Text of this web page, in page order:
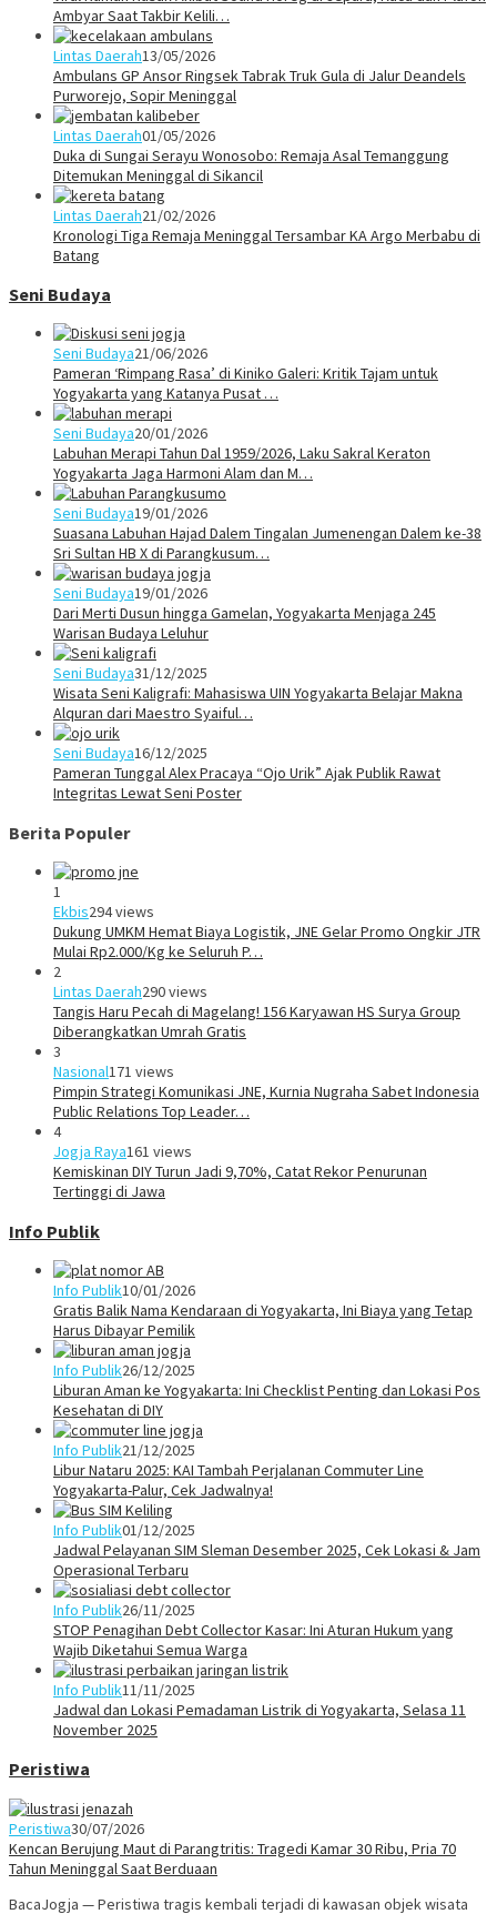
Ambyar Saat Takbir Kelili…
Lintas Daerah13/05/2026
Ambulans GP Ansor Ringsek Tabrak Truk Gula di Jalur Deandels
Purworejo, Sopir Meninggal
Lintas Daerah01/05/2026
Duka di Sungai Serayu Wonosobo: Remaja Asal Temanggung
Ditemukan Meninggal di Sikancil
Lintas Daerah21/02/2026
Kronologi Tiga Remaja Meninggal Tersambar KA Argo Merbabu di
Batang
Seni Budaya
Seni Budaya21/06/2026
Pameran ‘Rimpang Rasa’ di Kiniko Galeri: Kritik Tajam untuk
Yogyakarta yang Katanya Pusat …
Seni Budaya20/01/2026
Labuhan Merapi Tahun Dal 1959/2026, Laku Sakral Keraton
Yogyakarta Jaga Harmoni Alam dan M…
Seni Budaya19/01/2026
Suasana Labuhan Hajad Dalem Tingalan Jumenengan Dalem ke-38
Sri Sultan HB X di Parangkusum…
Seni Budaya19/01/2026
Dari Merti Dusun hingga Gamelan, Yogyakarta Menjaga 245
Warisan Budaya Leluhur
Seni Budaya31/12/2025
Wisata Seni Kaligrafi: Mahasiswa UIN Yogyakarta Belajar Makna
Alquran dari Maestro Syaiful…
Seni Budaya16/12/2025
Pameran Tunggal Alex Pracaya “Ojo Urik” Ajak Publik Rawat
Integritas Lewat Seni Poster
Berita Populer
1
Ekbis294 views
Dukung UMKM Hemat Biaya Logistik, JNE Gelar Promo Ongkir JTR
Mulai Rp2.000/Kg ke Seluruh P…
2
Lintas Daerah290 views
Tangis Haru Pecah di Magelang! 156 Karyawan HS Surya Group
Diberangkatkan Umrah Gratis
3
Nasional171 views
Pimpin Strategi Komunikasi JNE, Kurnia Nugraha Sabet Indonesia
Public Relations Top Leader…
4
Jogja Raya161 views
Kemiskinan DIY Turun Jadi 9,70%, Catat Rekor Penurunan
Tertinggi di Jawa
Info Publik
Info Publik10/01/2026
Gratis Balik Nama Kendaraan di Yogyakarta, Ini Biaya yang Tetap
Harus Dibayar Pemilik
Info Publik26/12/2025
Liburan Aman ke Yogyakarta: Ini Checklist Penting dan Lokasi Pos
Kesehatan di DIY
Info Publik21/12/2025
Libur Nataru 2025: KAI Tambah Perjalanan Commuter Line
Yogyakarta-Palur, Cek Jadwalnya!
Info Publik01/12/2025
Jadwal Pelayanan SIM Sleman Desember 2025, Cek Lokasi & Jam
Operasional Terbaru
Info Publik26/11/2025
STOP Penagihan Debt Collector Kasar: Ini Aturan Hukum yang
Wajib Diketahui Semua Warga
Info Publik11/11/2025
Jadwal dan Lokasi Pemadaman Listrik di Yogyakarta, Selasa 11
November 2025
Peristiwa
Peristiwa30/07/2026
Kencan Berujung Maut di Parangtritis: Tragedi Kamar 30 Ribu, Pria 70
Tahun Meninggal Saat Berduaan
BacaJogja — Peristiwa tragis kembali terjadi di kawasan objek wisata